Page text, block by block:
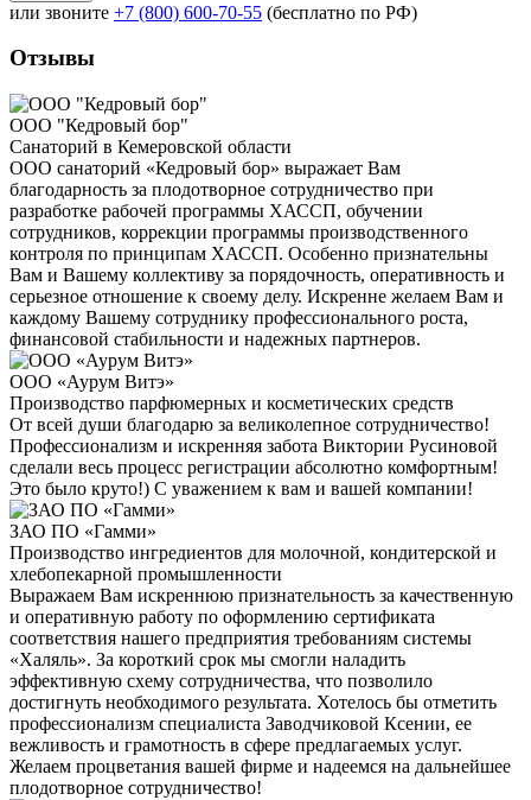
или звоните +7 (800) 600-70-55 (бесплатно по РФ)
Отзывы
ООО "Кедровый бор"
Санаторий в Кемеровской области
ООО санаторий «Кедровый бор» выражает Вам
благодарность за плодотворное сотрудничество при
разработке рабочей программы ХАССП, обучении
сотрудников, коррекции программы производственного
контроля по принципам ХАССП. Особенно признательны
Вам и Вашему коллективу за порядочность, оперативность и
серьезное отношение к своему делу. Искренне желаем Вам и
каждому Вашему сотруднику профессионального роста,
финансовой стабильности и надежных партнеров.
ООО «Аурум Витэ»
Производство парфюмерных и косметических средств
От всей души благодарю за великолепное сотрудничество!
Профессионализм и искренняя забота Виктории Русиновой
сделали весь процесс регистрации абсолютно комфортным!
Это было круто!) С уважением к вам и вашей компании!
ЗАО ПО «Гамми»
Производство ингредиентов для молочной, кондитерской и
хлебопекарной промышленности
Выражаем Вам искреннюю признательность за качественную
и оперативную работу по оформлению сертификата
соответствия нашего предприятия требованиям системы
«Халяль». За короткий срок мы смогли наладить
эффективную схему сотрудничества, что позволило
достигнуть необходимого результата. Хотелось бы отметить
профессионализм специалиста Заводчиковой Ксении, ее
вежливость и грамотность в сфере предлагаемых услуг.
Желаем процветания вашей фирме и надеемся на дальнейшее
плодотворное сотрудничество!